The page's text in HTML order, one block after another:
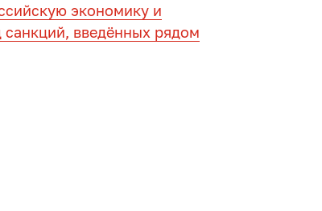
экономику и
введённых рядом